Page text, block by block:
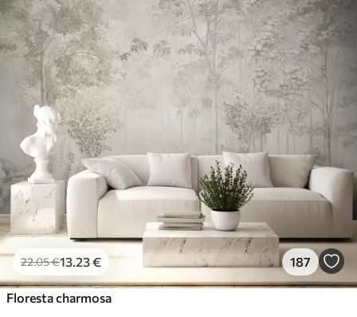
22.05€13 .23€ 187
Floresta charmosa